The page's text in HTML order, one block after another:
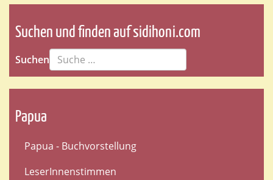
Suchen und finden auf sidihoni.com
Suchen
Papua
Papua - Buchvorstellung
LeserInnenstimmen